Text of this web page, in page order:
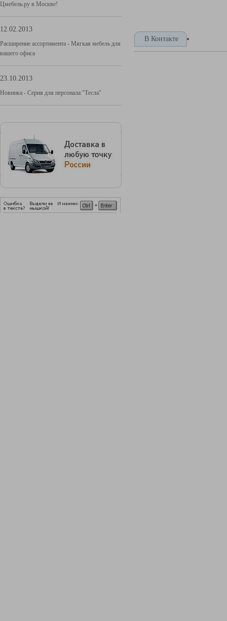
Цмебель.ру в Москве!
12.02.2013
Расширение ассортимента - Мягкая мебель для
вашего офиса
23.10.2013
Новинка - Серия для персонала "Тесла"
В Контакте